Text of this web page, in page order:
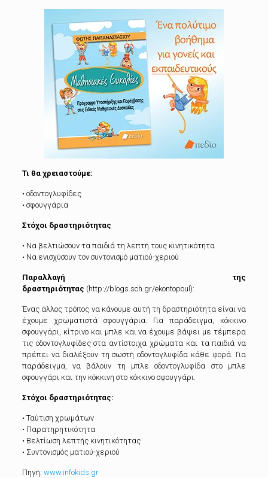
Τι θα χρειαστούμε:
• οδοντογλυφίδες
• σφουγγάρια
Στόχοι δραστηριότητας
• Να βελτιώσουν τα παιδιά τη λεπτή τους κινητικότητα
• Να ενισχύσουν τον συντονισμό ματιού-χεριού
Παραλλαγή της
δραστηριότητας (http://blogs.sch.gr/ekontopoul):
Ένας άλλος τρόπος να κάνουμε αυτή τη δραστηριότητα είναι να
έχουμε χρωματιστά σφουγγάρια. Για παράδειγμα, κόκκινο
σφουγγάρι, κίτρινο και μπλε και να έχουμε βάψει με τέμπερα
τις οδοντογλυφίδες στα αντίστοιχα χρώματα και τα παιδιά να
πρέπει να διαλέξουν τη σωστή οδοντογλυφίδα κάθε φορά. Για
παράδειγμα, να βάλουν τη μπλε οδοντογλυφίδα στο μπλε
σφουγγάρι και την κόκκινη στο κόκκινο σφουγγάρι.
Στόχοι δραστηριότητας:
• Ταύτιση χρωμάτων
• Παρατηρητικότητα
• Βελτίωση λεπτής κινητικότητας
• Συντονισμός ματιού-χεριού
Πηγή: www.infokids.gr